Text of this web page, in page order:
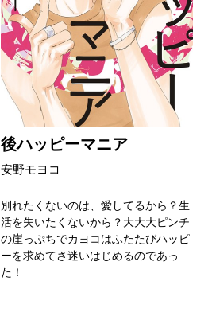
後ハッピーマニア
安野モヨコ
別れたくないのは、愛してるから？生
活を失いたくないから？大大大ピンチ
の崖っぷちでカヨコはふたたびハッピ
ーを求めてさ迷いはじめるのであっ
た！